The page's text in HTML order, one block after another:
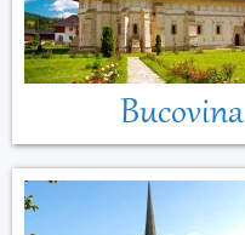
Bucovina